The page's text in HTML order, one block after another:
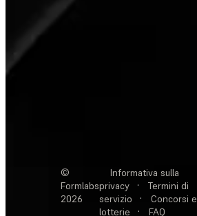
©
Formlabs
2026
Informativa sulla
privacy
·
Termini di
servizio
·
Concorsi e
lotterie
· FAQ